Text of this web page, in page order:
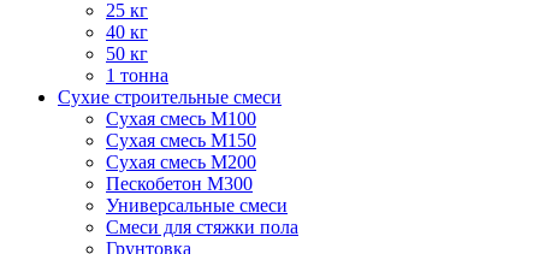
25 кг
40 кг
50 кг
1 тонна
Сухие строительные смеси
Сухая смесь М100
Сухая смесь М150
Сухая смесь М200
Пескобетон М300
Универсальные смеси
Смеси для стяжки пола
Грунтовка